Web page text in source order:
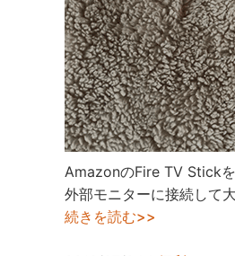
AmazonのFire TV Stick
外部モニターに接続して
続きを読む>>